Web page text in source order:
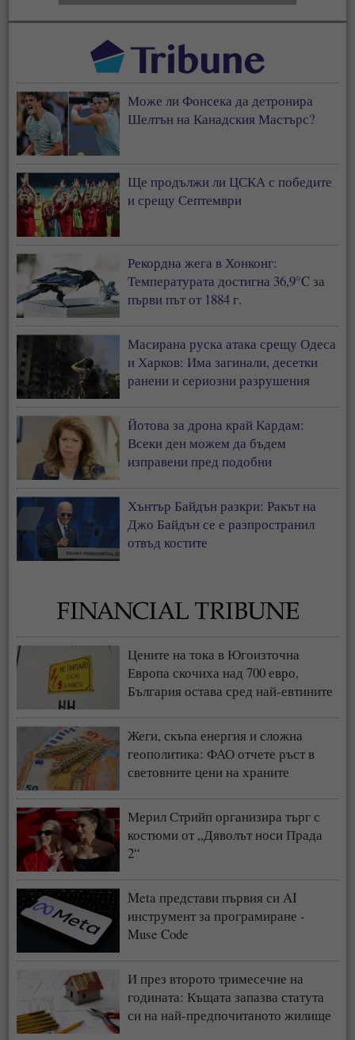
Може ли Фонсека да детронира
Шелтън на Канадския Мастърс?
Ще продължи ли ЦСКА с победите
и срещу Септември
Рекордна жега в Хонконг:
Температурата достигна 36,9°C за
първи път от 1884 г.
Масирана руска атака срещу Одеса
и Харков: Има загинали, десетки
ранени и сериозни разрушения
Йотова за дрона край Кардам:
Всеки ден можем да бъдем
изправени пред подобни
Хънтър Байдън разкри: Ракът на
Джо Байдън се е разпространил
отвъд костите
Цените на тока в Югоизточна
Европа скочиха над 700 евро,
България остава сред най-евтините
Жеги, скъпа енергия и сложна
геополитика: ФАО отчете ръст в
световните цени на храните
Мерил Стрийп организира търг с
костюми от „Дяволът носи Прада
2“
Meta представи първия си AI
инструмент за програмиране -
Muse Code
И през второто тримесечие на
годината: Къщата запазва статута
си на най-предпочитаното жилище